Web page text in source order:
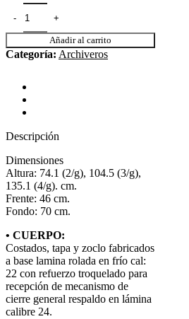
Añadir al carrito
Categoría: Archiveros
Descripción
Dimensiones
Altura: 74.1 (2/g), 104.5 (3/g),
135.1 (4/g). cm.
Frente: 46 cm.
Fondo: 70 cm.
• CUERPO:
Costados, tapa y zoclo fabricados
a base lamina rolada en frío cal:
22 con refuerzo troquelado para
recepción de mecanismo de
cierre general respaldo en lámina
calibre 24.